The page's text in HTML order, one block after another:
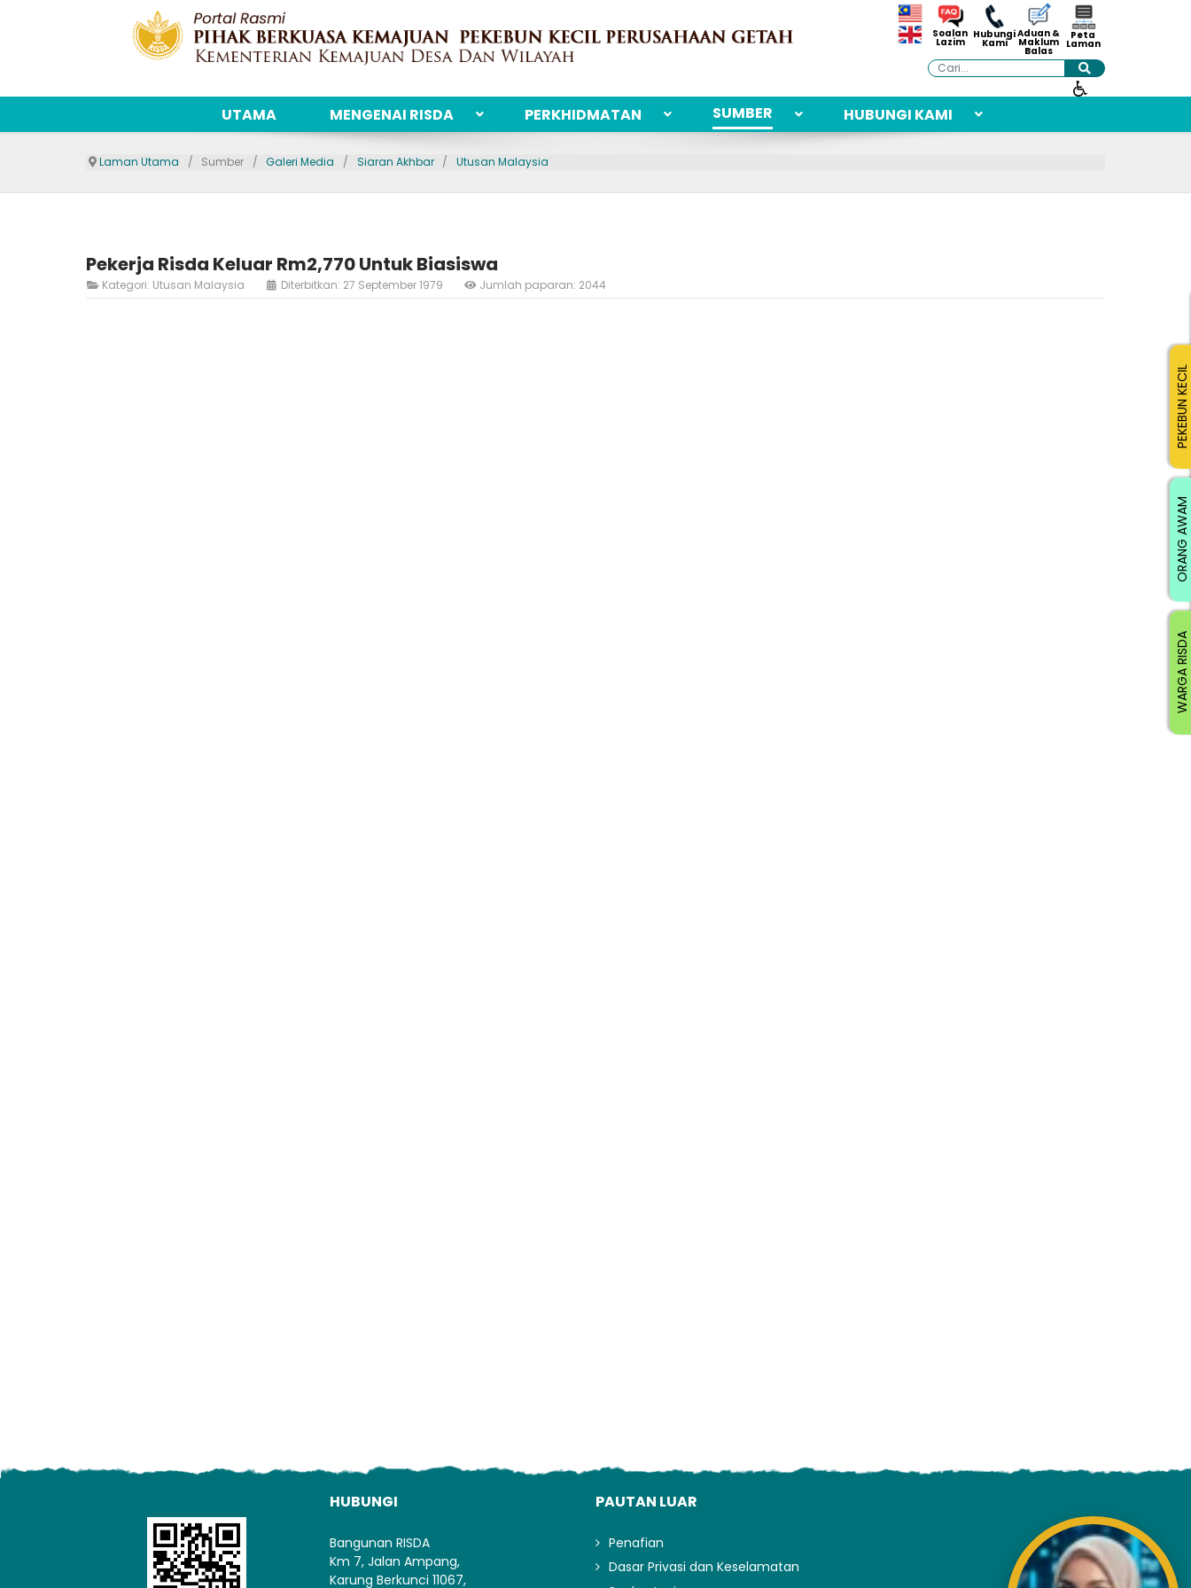
Soalan
Lazim
Hubungi
Kami
Aduan &
Maklum
Balas
Peta
Laman
Cari
UTAMA MENGENAI RISDA PERKHIDMATAN SUMBER HUBUNGI KAMI
Laman Utama Sumber Galeri Media Siaran Akhbar Utusan Malaysia
Pekerja Risda Keluar Rm2,770 Untuk Biasiswa
Kategori: Utusan Malaysia Diterbitkan: 27 September 1979 Jumlah paparan: 2044
HUBUNGI
Bangunan RISDA
Km 7, Jalan Ampang,
Karung Berkunci 11067,
PAUTAN LUAR
Penafian
Dasar Privasi dan Keselamatan
WARGA RISDA
ORANG AWAM
PEKEBUN KECIL